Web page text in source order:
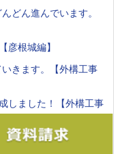
どん進んでいます。
彦根城編】
きます。【外構工事
しました！【外構工事
。【外構工事⑤】